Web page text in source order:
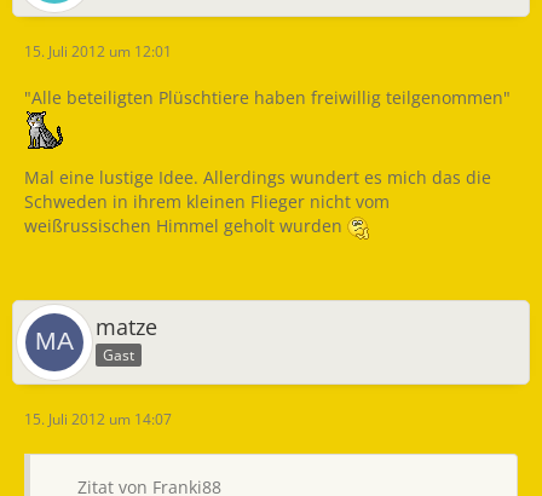
15. Juli 2012 um 12:01
"Alle beteiligten Plüschtiere haben freiwillig teilgenommen"
Mal eine lustige Idee. Allerdings wundert es mich das die
Schweden in ihrem kleinen Flieger nicht vom
weißrussischen Himmel geholt wurden
matze
Gast
15. Juli 2012 um 14:07
Zitat von Franki88